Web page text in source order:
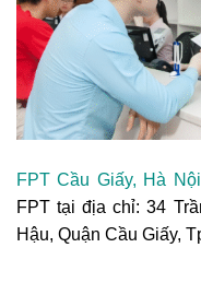
FPT Cầu Giấy, Hà Nội
FPT tại địa chỉ:34
Hậu, Quận Cầu Giấy,